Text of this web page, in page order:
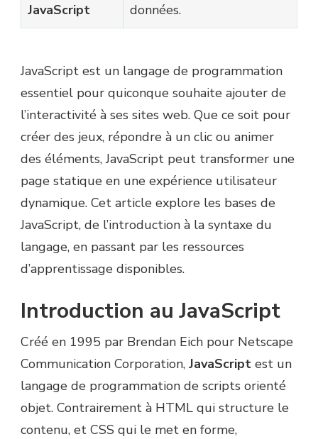
JavaScript
données.
JavaScript est un langage de programmation
essentiel pour quiconque souhaite ajouter de
l’interactivité à ses sites web. Que ce soit pour
créer des jeux, répondre à un clic ou animer
des éléments, JavaScript peut transformer une
page statique en une expérience utilisateur
dynamique. Cet article explore les bases de
JavaScript, de l’introduction à la syntaxe du
langage, en passant par les ressources
d’apprentissage disponibles.
Introduction au JavaScript
Créé en 1995 par Brendan Eich pour Netscape
Communication Corporation, JavaScript est un
langage de programmation de scripts orienté
objet. Contrairement à HTML qui structure le
contenu, et CSS qui le met en forme,